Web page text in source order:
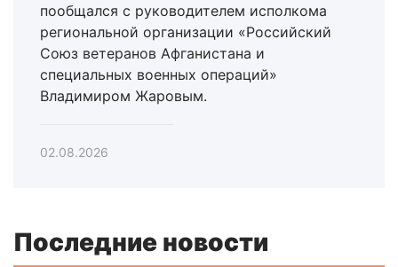
пообщался с руководителем исполкома
региональной организации «Российский
Союз ветеранов Афганистана и
специальных военных операций»
Владимиром Жаровым.
02.08.2026
Последние новости